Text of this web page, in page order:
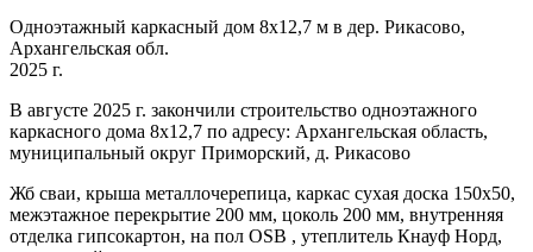
Одноэтажный каркасный дом 8х12,7 м в дер. Рикасово,
Архангельская обл.
2025 г.
В августе 2025 г. закончили строительство одноэтажного
каркасного дома 8х12,7 по адресу: Архангельская область,
муниципальный округ Приморский, д. Рикасово
Жб сваи, крыша металлочерепица, каркас сухая доска 150х50,
межэтажное перекрытие 200 мм, цоколь 200 мм, внутренняя
отделка гипсокартон, на пол OSB , утеплитель Кнауф Норд,